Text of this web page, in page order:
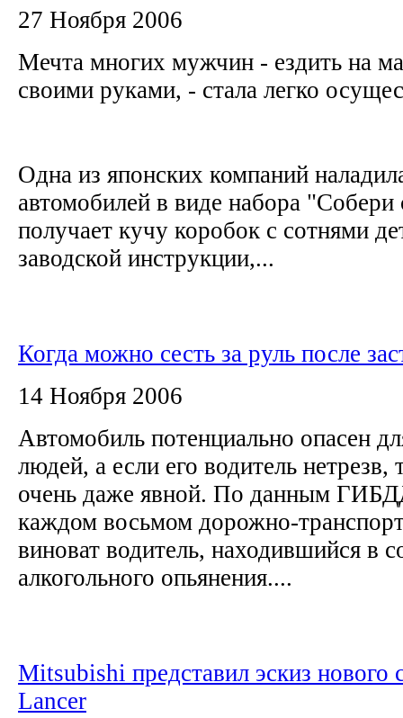
27 Ноября 2006
Мечта многих мужчин - ездить на
своими руками, - стала легко
Одна из японских компаний
автомобилей в виде набора
получает кучу коробок с сотнями
заводской инструкции,...
Когда можно сесть за руль после
14 Ноября 2006
Автомобиль потенциально опасен
людей, а если его водитель нетрезв,
очень даже явной. По данным
каждом восьмом дорожно-
виноват водитель, находившийся в
алкогольного опьянения....
Mitsubishi представил эскиз нового
Lancer